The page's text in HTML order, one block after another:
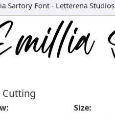
Sartory Font - Letterena Studios
Cutting
Size: